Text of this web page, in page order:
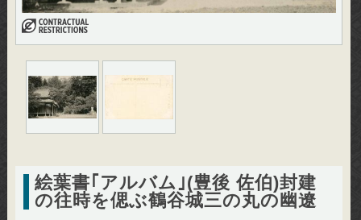
絵葉書｢アルバム｣(豊後 佐伯)封建
の往時を偲ぶ鶴谷城三の丸の幽遼